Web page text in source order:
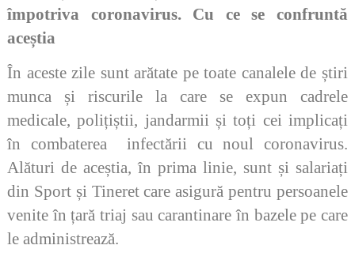
împotriva coronavirus. Cu ce se confruntă
aceștia
În aceste zile sunt arătate pe toate canalele de știri
munca și riscurile la care se expun cadrele
medicale, polițiștii, jandarmii și toți cei implicați
în combaterea infectării cu noul coronavirus.
Alături de aceștia, în prima linie, sunt și salariați
din Sport și Tineret care asigură pentru persoanele
venite în țară triaj sau carantinare în bazele pe care
le administrează.